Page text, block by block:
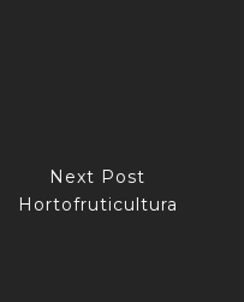
Next Post
Hortofruticultura